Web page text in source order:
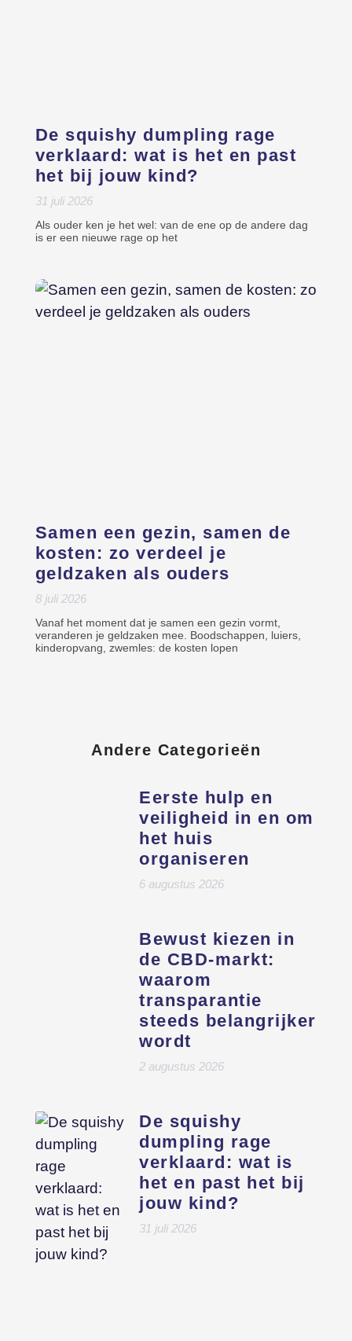
De squishy dumpling rage
verklaard: wat is het en past
het bij jouw kind?
31 juli 2026
Als ouder ken je het wel: van de ene op de andere dag
is er een nieuwe rage op het
Samen een gezin, samen de
kosten: zo verdeel je
geldzaken als ouders
8 juli 2026
Vanaf het moment dat je samen een gezin vormt,
veranderen je geldzaken mee. Boodschappen, luiers,
kinderopvang, zwemles: de kosten lopen
Andere Categorieën
Eerste hulp en
veiligheid in en om
het huis
organiseren
6 augustus 2026
Bewust kiezen in
de CBD-markt:
waarom
transparantie
steeds belangrijker
wordt
2 augustus 2026
De squishy
dumpling rage
verklaard: wat is
het en past het bij
jouw kind?
31 juli 2026